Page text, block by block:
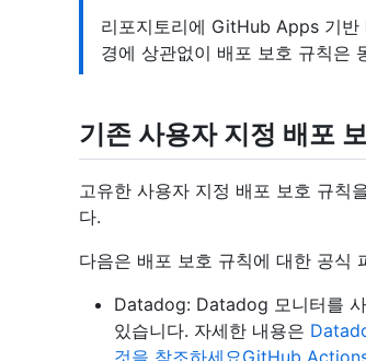
리포지토리에 GitHub Apps 기반
경에 상관없이 배포 보호 규칙은
기존 사용자 지정 배포
고유한 사용자 지정 배포 보호 규칙
다.
다음은 배포 보호 규칙에 대한 공식
Datadog: Datadog 모니터를
있습니다. 자세한 내용은